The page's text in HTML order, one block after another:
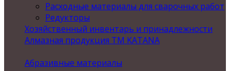
Расходные материалы для сварочных работ
Редукторы
Хозяйственный инвентарь и принадлежности
Алмазная продукция ТМ KATANA
Абразивные материалы